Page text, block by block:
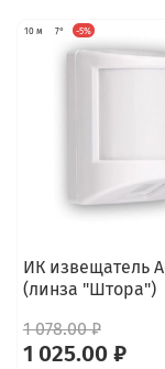
10 м 7° -5%
ИК извещатель
(линза "Штора")
1 078.00 ₽
1 025.00 ₽